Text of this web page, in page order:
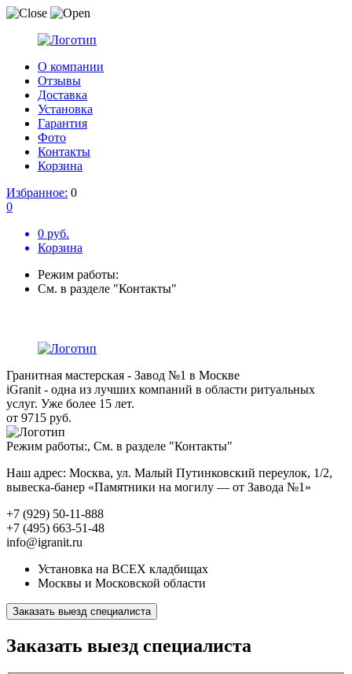
О компании
Отзывы
Доставка
Установка
Гарантия
Фото
Контакты
Корзина
Избранное: 0
0
0 руб.
Корзина
Режим работы:
См. в разделе "Контакты"
Гранитная мастерская - Завод №1 в Москве
iGranit - одна из лучших компаний в области ритуальных
услуг. Уже более 15 лет.
от 9715 руб.
Режим работы:, См. в разделе "Контакты"
Наш адрес: Москва, ул. Малый Путинковский переулок, 1/2,
вывеска-банер «Памятники на могилу — от Завода №1»
+7 (929) 50-11-888
+7 (495) 663-51-48
info@igranit.ru
Установка на ВСЕХ кладбищах
Москвы и Московской области
Заказать выезд специалиста
Заказать выезд специалиста